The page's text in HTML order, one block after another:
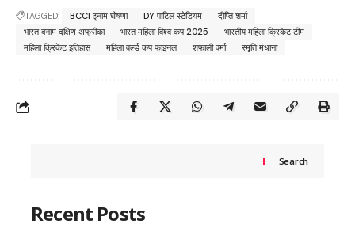
TAGGED: BCCI इनाम घोषणा DY पाटिल स्टेडियम
दीप्ति शर्मा
भारत बनाम दक्षिण अफ्रीका
भारत महिला विश्व कप 2025
भारतीय महिला क्रिकेट टीम
महिला क्रिकेट इतिहास
महिला वर्ल्ड कप फाइनल शफाली वर्मा स्मृति मंधाना
Search
Recent Posts